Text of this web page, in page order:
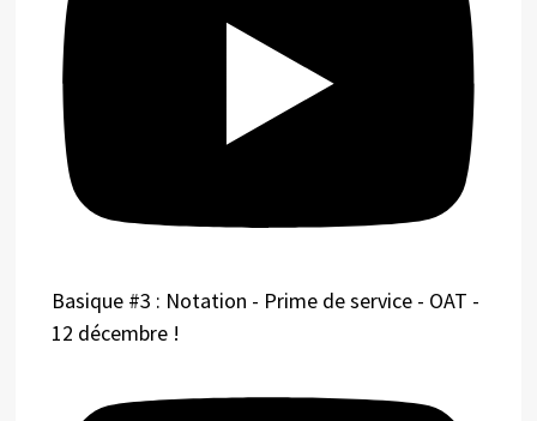
Basique #3 : Notation - Prime de service - OAT -
12 décembre !